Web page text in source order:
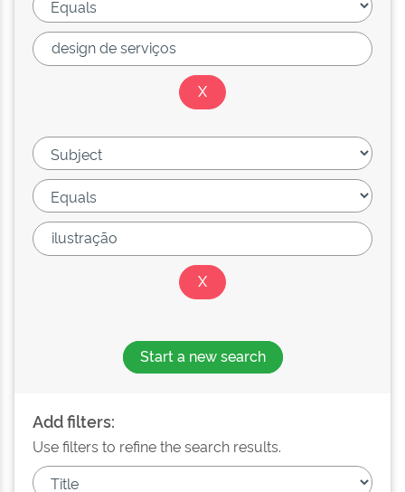
Start a new search
Add filters:
Use filters to refine the search results.